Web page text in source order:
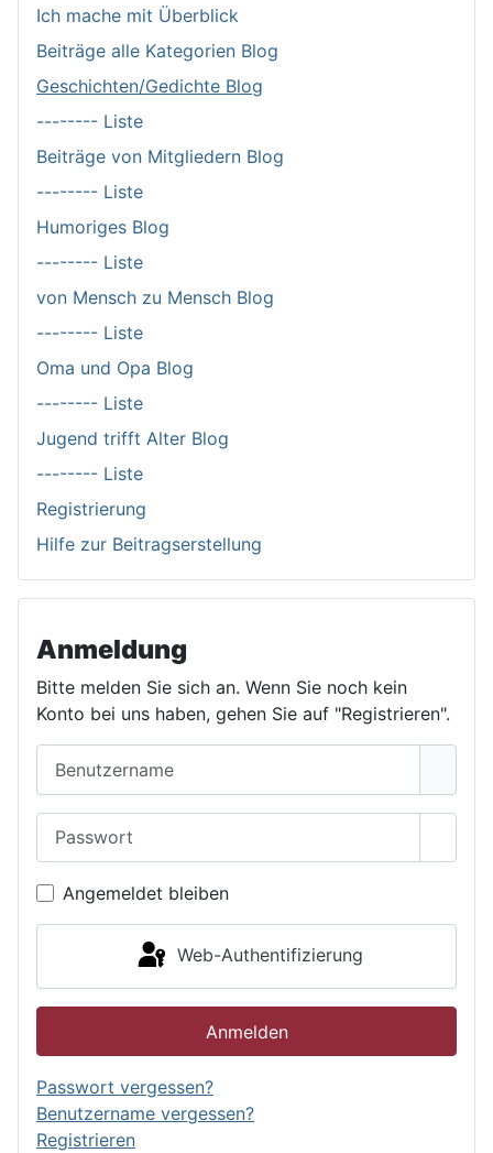
Ich mache mit Überblick
Beiträge alle Kategorien Blog
Geschichten/Gedichte Blog
-------- Liste
Beiträge von Mitgliedern Blog
-------- Liste
Humoriges Blog
-------- Liste
von Mensch zu Mensch Blog
-------- Liste
Oma und Opa Blog
-------- Liste
Jugend trifft Alter Blog
-------- Liste
Registrierung
Hilfe zur Beitragserstellung
Anmeldung
Bitte melden Sie sich an. Wenn Sie noch kein
Konto bei uns haben, gehen Sie auf "Registrieren".
Angemeldet bleiben
Web-Authentifizierung
Anmelden
Passwort vergessen?
Benutzername vergessen?
Registrieren